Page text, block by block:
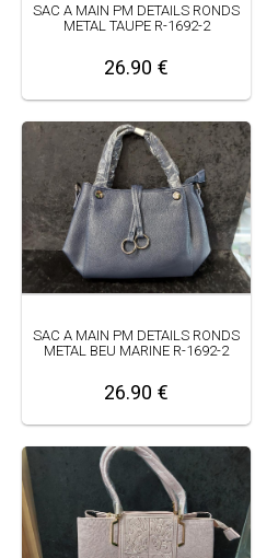
SAC A MAIN PM DETAILS RONDS
METAL TAUPE R-1692-2
26.90 €
SAC A MAIN PM DETAILS RONDS
METAL BEU MARINE R-1692-2
26.90 €